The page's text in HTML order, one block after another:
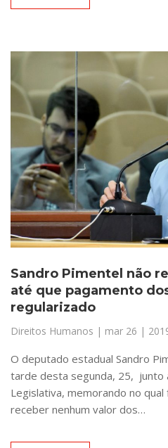
Sandro Pimentel não
até que pagamento
regularizado
Direitos Humanos | mar 26 |
O deputado estadual Sandro
tarde desta segunda, 25, junto
Legislativa, memorando no
receber nenhum valor dos…